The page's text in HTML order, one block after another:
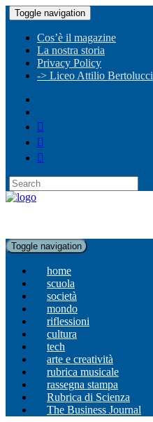
Toggle navigation
Cos’è il magazine
La nostra storia
Privacy Policy
-> Liceo Attilio Bertolucci
Toggle navigation
home
scuola
società
mondo
riflessioni
cultura
tech
arte e creatività
rubrica musicale
rassegna stampa
Rubrica di Scienza
The Business Journal